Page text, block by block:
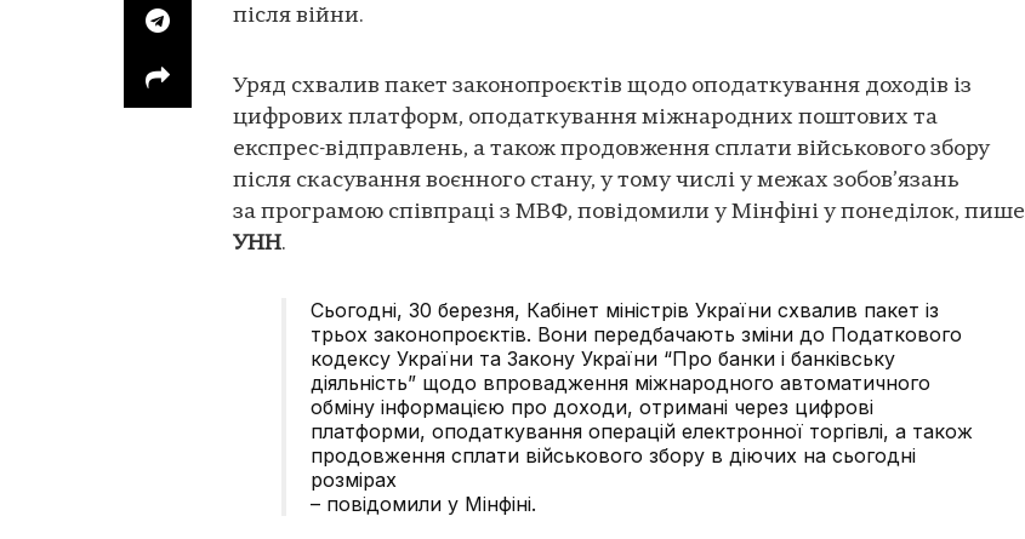
після війни.
Уряд схвалив пакет законопроєктів щодо оподаткування доходів із
цифрових платформ, оподаткування міжнародних поштових та
експрес-відправлень, а також продовження сплати військового збору
після скасування воєнного стану, у тому числі у межах зобов’язань
за програмою співпраці з МВФ, повідомили у Мінфіні у понеділок, пише
УНН.
Сьогодні, 30 березня, Кабінет міністрів України схвалив пакет із
трьох законопроєктів. Вони передбачають зміни до Податкового
кодексу України та Закону України “Про банки і банківську
діяльність” щодо впровадження міжнародного автоматичного
обміну інформацією про доходи, отримані через цифрові
платформи, оподаткування операцій електронної торгівлі, а також
продовження сплати військового збору в діючих на сьогодні
розмірах
– повідомили у Мінфіні.